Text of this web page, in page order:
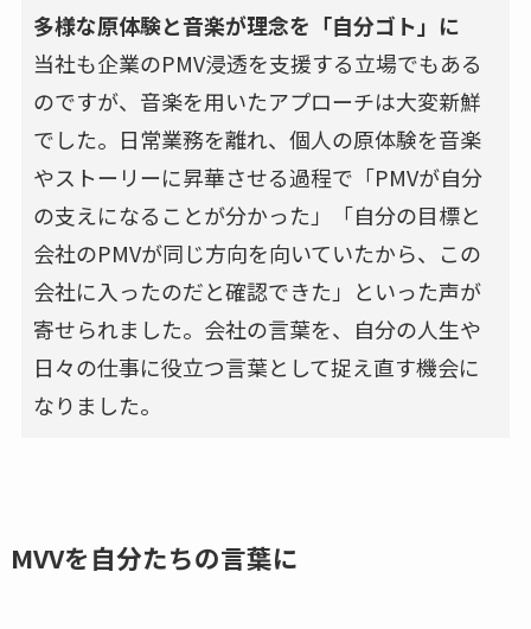
多様な原体験と音楽が理念を「自分ゴト」に
当社も企業のPMV浸透を支援する立場でもある
のですが、音楽を用いたアプローチは大変新鮮
でした。日常業務を離れ、個人の原体験を音楽
やストーリーに昇華させる過程で「PMVが自分
の支えになることが分かった」「自分の目標と
会社のPMVが同じ方向を向いていたから、この
会社に入ったのだと確認できた」といった声が
寄せられました。会社の言葉を、自分の人生や
日々の仕事に役立つ言葉として捉え直す機会に
なりました。
MVVを自分たちの言葉に